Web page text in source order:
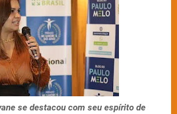
se destacou com seu espírito de